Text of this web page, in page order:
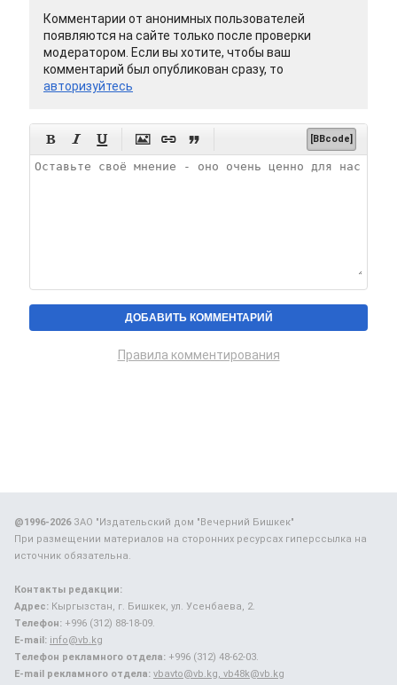
Комментарии от анонимных пользователей
появляются на сайте только после проверки
модератором. Если вы хотите, чтобы ваш
комментарий был опубликован сразу, то
авторизуйтесь
      [BBcode]
Правила комментирования
@1996-2026ЗАО "Издательский дом "Вечерний Бишкек"
При размещении материалов на сторонних ресурсах гиперссылка на
источник обязательна.
Контакты редакции:
Адрес: Кыргызстан, г. Бишкек, ул. Усенбаева, 2.
Телефон: +996 (312) 88-18-09.
E-mail: info@vb.kg
Телефон рекламного отдела: +996 (312) 48-62-03.
E-mail рекламного отдела: vbavto@vb.kg, vb48k@vb.kg